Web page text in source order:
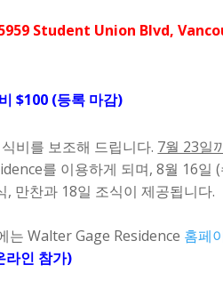
Student Union Blvd,
$100 (등록 마감)
비를 보조해 드립니다. 7월 23일
를 이용하게 되며, 8월 16
만찬과 18일 조식이 제공됩니다.
는 Walter Gage Residence 홈페
라인 참가)